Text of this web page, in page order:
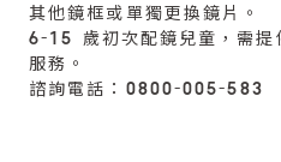
其他鏡框或單獨更換鏡片。
6-15 歲初次配鏡兒童，需提
服務。
諮詢電話：0800-005-583